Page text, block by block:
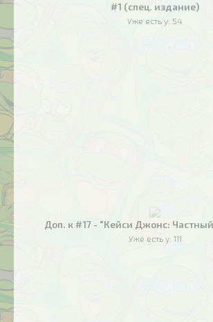
#1 (спец. издание)
Уже есть у: 54
Доп. к #17 - "Кейси Джонс:
Уже есть у: 111